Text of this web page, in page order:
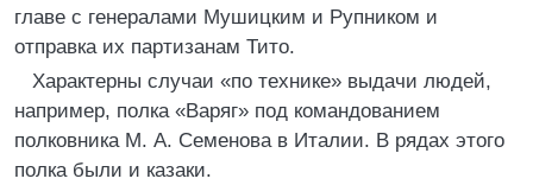
главе с генералами Мушицким и Рупником и
отправка их партизанам Тито.
Характерны случаи «по технике» выдачи людей,
например, полка «Варяг» под командованием
полковника М. А. Семенова в Италии. В рядах этого
полка были и казаки.